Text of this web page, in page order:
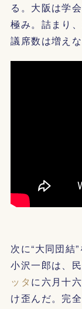
る。大阪は学
極み。詰まり
議席数は増え
次に“大同団結
小沢一郎は、
ッタ に六月十
け歪んだ。完